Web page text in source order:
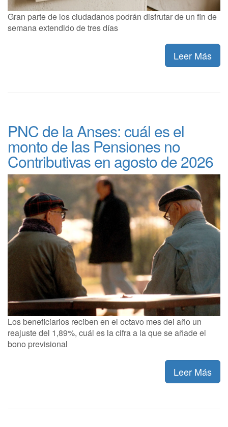
Gran parte de los ciudadanos podrán disfrutar de un fin de
semana extendido de tres días
Leer Más
PNC de la Anses: cuál es el
monto de las Pensiones no
Contributivas en agosto de 2026
Los beneficiarios reciben en el octavo mes del año un
reajuste del 1,89%, cuál es la cifra a la que se añade el
bono previsional
Leer Más